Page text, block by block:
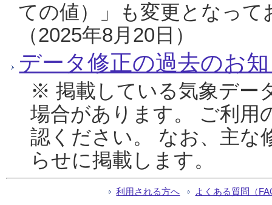
ての値）」も変更となっ
（2025年8月20日）
データ修正の過去のお
※ 掲載している気象デー
場合があります。 ご利用
認ください。 なお、主な
らせに掲載します。
利用される方へ よくある質問（